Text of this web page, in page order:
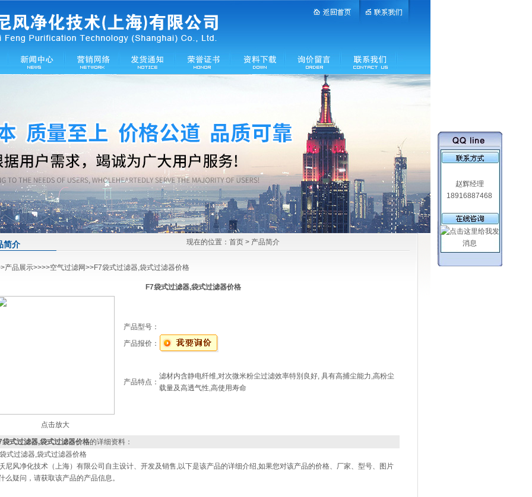
赵辉经理
18916887468
简介 现在的位置： 首页 > 产品简介
产品展示>>>>空气过滤网>>F7袋式过滤器,袋式过滤器价格
F7袋式过滤器,袋式过滤器价格
点击放大
产品型号：
产品报价：
产品特点：
滤材内含静电纤维,对次微米粉尘过滤效率特別良好, 具有高捕尘能力,高粉尘
载量及高透气性,高使用寿命
袋式过滤器,袋式过滤器价格的详细资料：
式过滤器,袋式过滤器价格
尼风净化技术（上海）有限公司自主设计、开发及销售,以下是该产品的详细介绍,如果您对该产品的价格、厂家、型号、图片
么疑问，请获取该产品的产品信息。